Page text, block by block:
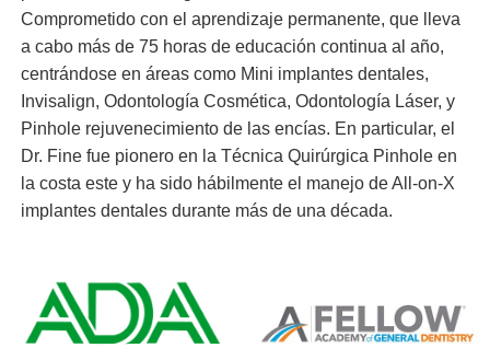
Comprometido con el aprendizaje permanente, que lleva
a cabo más de 75 horas de educación continua al año,
centrándose en áreas como Mini implantes dentales,
Invisalign, Odontología Cosmética, Odontología Láser, y
Pinhole rejuvenecimiento de las encías. En particular, el
Dr. Fine fue pionero en la Técnica Quirúrgica Pinhole en
la costa este y ha sido hábilmente el manejo de All-on-X
implantes dentales durante más de una década.